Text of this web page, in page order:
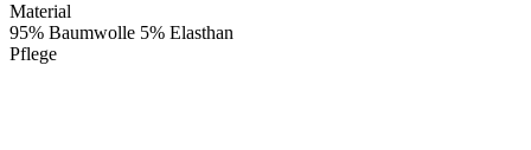
Material
95% Baumwolle 5% Elasthan
Pflege